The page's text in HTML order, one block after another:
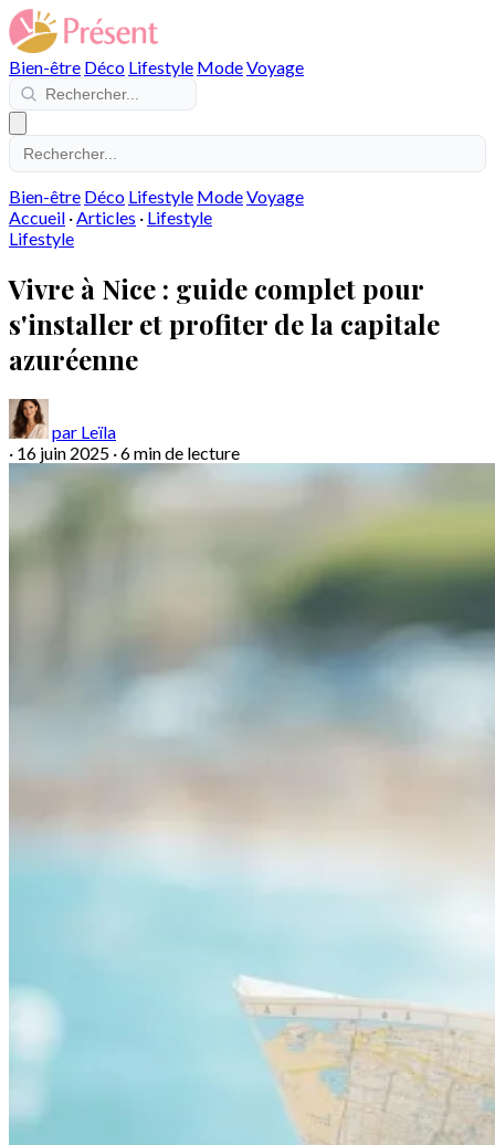
Bien-être Déco Lifestyle ModeVoyage
Bien-être Déco Lifestyle ModeVoyage
Accueil ·Articles · Lifestyle
Lifestyle
Vivre à Nice : guide complet pour
s'installer et profiter de la capitale
azuréenne
par Leïla
· 16 juin 2025 ·6 min de lecture